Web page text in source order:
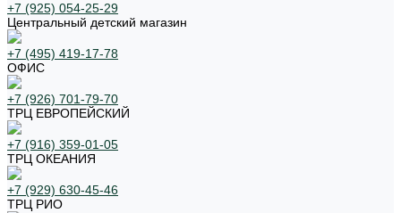
+7 (925) 054-25-29
Центральный детский магазин
+7 (495) 419-17-78
ОФИС
+7 (926) 701-79-70
ТРЦ ЕВРОПЕЙСКИЙ
+7 (916) 359-01-05
ТРЦ ОКЕАНИЯ
+7 (929) 630-45-46
ТРЦ РИО